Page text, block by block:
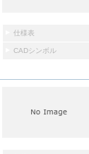
仕様表
CADシンボル